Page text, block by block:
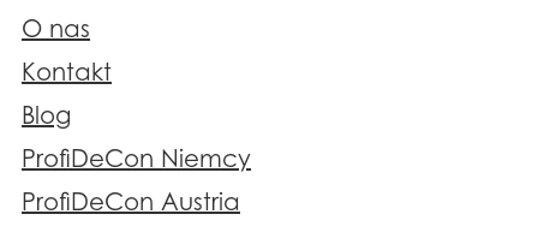
O nas
Kontakt
Blog
ProfiDeCon Niemcy
ProfiDeCon Austria